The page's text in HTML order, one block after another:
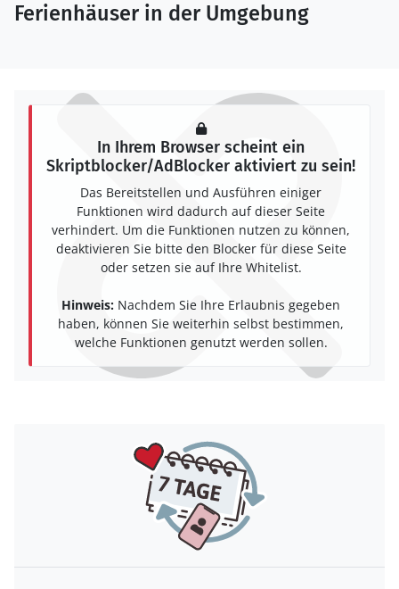
Ferienhäuser in der Umgebung
In Ihrem Browser scheint ein
Skriptblocker/AdBlocker aktiviert zu sein!
Das Bereitstellen und Ausführen einiger
Funktionen wird dadurch auf dieser Seite
verhindert. Um die Funktionen nutzen zu können,
deaktivieren Sie bitte den Blocker für diese Seite
oder setzen sie auf Ihre Whitelist.
Hinweis: Nachdem Sie Ihre Erlaubnis gegeben
haben, können Sie weiterhin selbst bestimmen,
welche Funktionen genutzt werden sollen.